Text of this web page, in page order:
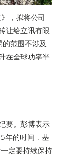
，拟将公司
让给立讯有限
范围不涉及
在全球功率半
要。彭博表示
年的时间，基
定要持续保持